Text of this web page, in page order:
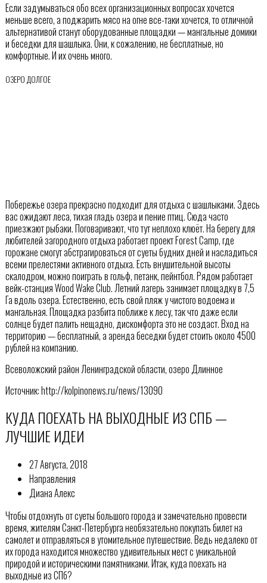
Если задумываться обо всех организационных вопросах хочется
меньше всего, а поджарить мясо на огне все-таки хочется, то отличной
альтернативой станут оборудованные площадки — мангальные домики
и беседки для шашлыка. Они, к сожалению, не бесплатные, но
комфортные. И их очень много.
ОЗЕРО ДОЛГОЕ
Побережье озера прекрасно подходит для отдыха с шашлыками. Здесь
вас ожидают леса, тихая гладь озера и пение птиц. Сюда часто
приезжают рыбаки. Поговаривают, что тут неплохо клюёт. На берегу для
любителей загородного отдыха работает проект Forest Camp, где
горожане смогут абстрагироваться от суеты будних дней и насладиться
всеми прелестями активного отдыха. Есть внушительной высоты
скалодром, можно поиграть в гольф, петанк, пейнтбол. Рядом работает
вейк-станция Wood Wake Club. Летний лагерь занимает площадку в 7,5
Га вдоль озера. Естественно, есть свой пляж у чистого водоема и
мангальная. Площадка разбита поближе к лесу, так что даже если
солнце будет палить нещадно, дискомфорта это не создаст. Вход на
территорию — бесплатный, а аренда беседки будет стоить около 4500
рублей на компанию.
Всеволожский район Ленинградской области, озеро Длинное
Источник: http://kolpinonews.ru/news/13090
КУДА ПОЕХАТЬ НА ВЫХОДНЫЕ ИЗ СПБ —
ЛУЧШИЕ ИДЕИ
27 Августа, 2018
Направления
Диана Алекс
Чтобы отдохнуть от суеты большого города и замечательно провести
время, жителям Санкт-Петербурга необязательно покупать билет на
самолет и отправляться в утомительное путешествие. Ведь недалеко от
их города находится множество удивительных мест с уникальной
природой и историческими памятниками. Итак, куда поехать на
выходные из СПб?